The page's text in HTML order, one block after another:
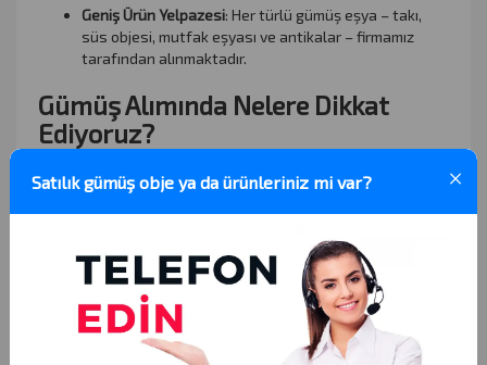
Geniş Ürün Yelpazesi: Her türlü gümüş eşya – takı,
süs objesi, mutfak eşyası ve antikalar – firmamız
tarafından alınmaktadır.
Gümüş Alımında Nelere Dikkat
Ediyoruz?
bulunduruyoruz. Bunlar arasında:
fiyatlandırmayı etkileyen en önemli unsurlardan
biridir.
: Eşyanın gramajı, alım fiyatını doğrudan
belirler.
Antika Değeri: Bazı eşyalar sadece gümüş değeriyle
Satılık gümüş obje ya da ürünleriniz mi var? ×